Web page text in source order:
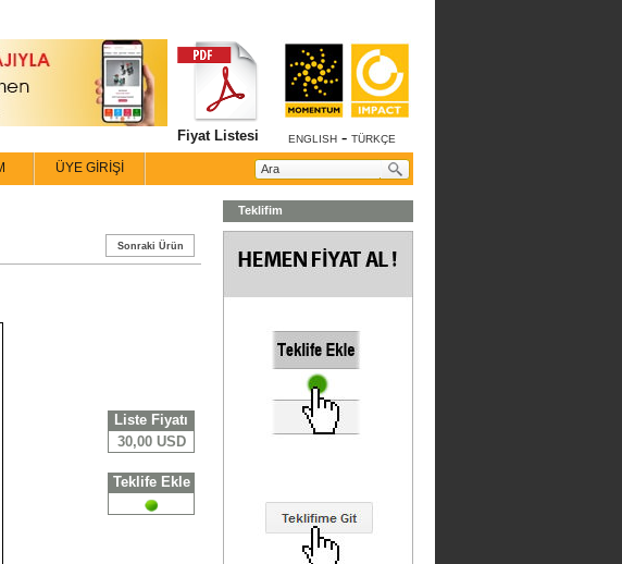
ENGLISH - TÜRKÇE
Fiyat Listesi
ÜYE GİRİŞİ
Sonraki Ürün
Liste Fiyatı
30,00 USD
Teklife Ekle
Teklifim